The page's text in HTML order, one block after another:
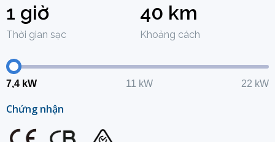
1 giờ
Thời gian sạc
40 km
Khoảng cách
7,4 kW 11 kW 22 kW
Chứng nhận